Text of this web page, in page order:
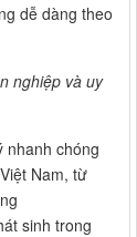
dễ dàng theo
nghiệp và uy
nhanh chóng
Nam, từ
sinh trong